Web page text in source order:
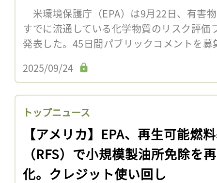
米環境保護庁（EPA）は9月22日、有害
すでに流通している化学物質のリスク評
発表した。45日間パブリックコメントを
2025/09/24
トップニュース
【アメリカ】EPA、再生可能燃
（RFS）で小規模製油所免除を
化。クレジット使い回し